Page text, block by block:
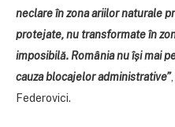
neclare în zona ariilor naturale
protejate, nu transformate în
imposibilă. România nu își mai
cauza blocajelor administrative”
Federovici.